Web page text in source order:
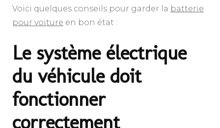
Voici quelques conseils pour garder la batterie
pour voiture en bon état :
Le système électrique
du véhicule doit
fonctionner
correctement